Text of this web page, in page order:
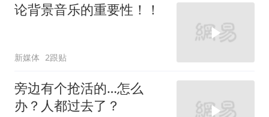
论背景音乐的重要性！！
新媒体 2跟贴
旁边有个抢活的…怎么
办？人都过去了？